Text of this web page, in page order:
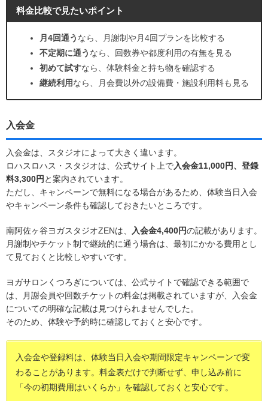
料金比較で見たいポイント
月4回通う なら、月謝制や月4回プランを比較する
不定期に通う なら、回数券や都度利用の有無を見る
初めて試すなら、体験料金と持ち物を確認する
継続利用なら、月会費以外の設備費・施設利用料も見る
入会金
入会金は、スタジオによって大きく違います。
ロハスロハス・スタジオは、公式サイト上で入会金11,000円、登録
料3,300円 と案内されています。
ただし、キャンペーンで無料になる場合があるため、体験当日入会
やキャンペーン条件も確認しておきたいところです。
南阿佐ヶ谷ヨガスタジオZENは、 入会金4,400円の記載があります。
月謝制やチケット制で継続的に通う場合は、最初にかかる費用とし
て見ておくと比較しやすいです。
ヨガサロンくつろぎについては、公式サイトで確認できる範囲で
は、月謝会員や回数チケットの料金は掲載されていますが、入会金
についての明確な記載は見つけられませんでした。
そのため、体験や予約時に確認しておくと安心です。
入会金や登録料は、体験当日入会や期間限定キャンペーンで変
わることがあります。料金表だけで判断せず、申し込み前に
「今の初期費用はいくらか」を確認しておくと安心です。